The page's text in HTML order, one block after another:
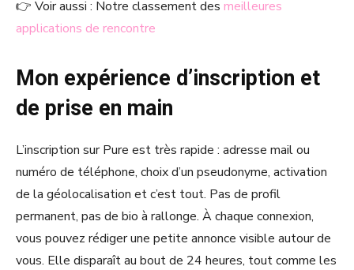
👉 Voir aussi : Notre classement des meilleures
applications de rencontre
Mon expérience d’inscription et
de prise en main
L’inscription sur Pure est très rapide : adresse mail ou
numéro de téléphone, choix d’un pseudonyme, activation
de la géolocalisation et c’est tout. Pas de profil
permanent, pas de bio à rallonge. À chaque connexion,
vous pouvez rédiger une petite annonce visible autour de
vous. Elle disparaît au bout de 24 heures, tout comme les